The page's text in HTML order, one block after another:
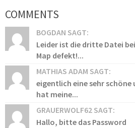
COMMENTS
BOGDAN SAGT:
Leider ist die dritte Datei
Map defekt!...
MATHIAS ADAM SAGT:
eigentlich eine sehr
hat meine...
GRAUERWOLF62 SAGT:
Hallo, bitte das Password